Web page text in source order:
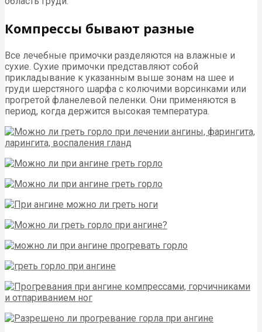
Компрессы бывают разные
Все лечебные примочки разделяются на влажные и
сухие. Сухие примочки представляют собой
прикладывание к указанным выше зонам на шее и
груди шерстяного шарфа с колючими ворсинками или
прогретой фланелевой пеленки. Они применяются в
период, когда держится высокая температура.